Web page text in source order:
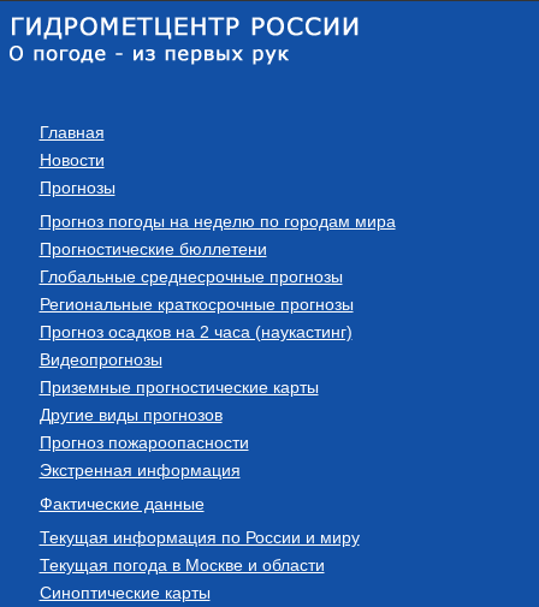
Главная
Новости
Прогнозы
Прогноз погоды на неделю по городам мира
Прогностические бюллетени
Глобальные среднесрочные прогнозы
Региональные краткосрочные прогнозы
Прогноз осадков на 2 часа (наукастинг)
Видеопрогнозы
Приземные прогностические карты
Другие виды прогнозов
Прогноз пожароопасности
Экстренная информация
Фактические данные
Текущая информация по России и миру
Текущая погода в Москве и области
Синоптические карты